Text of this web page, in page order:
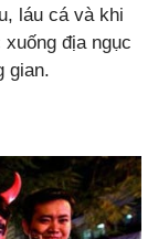
láu cá và khi
địa ngục
gian.